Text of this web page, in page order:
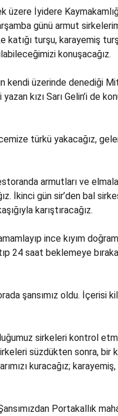
İyidere
günü armut
katığı turşu, karayemiş
konuşacağız.
kendi üzerinde denediği
kızı Sarı Gelin’i de
türkü yakacağız,
armutları ve
İkinci gün sir’den bal
karıştıracağız.
ince kıyım
24 saat beklemeye
şansımız oldu. İçerisi
sirkeleri kontrol
süzdükten sonra, bir
kuracağız;
Portakallık